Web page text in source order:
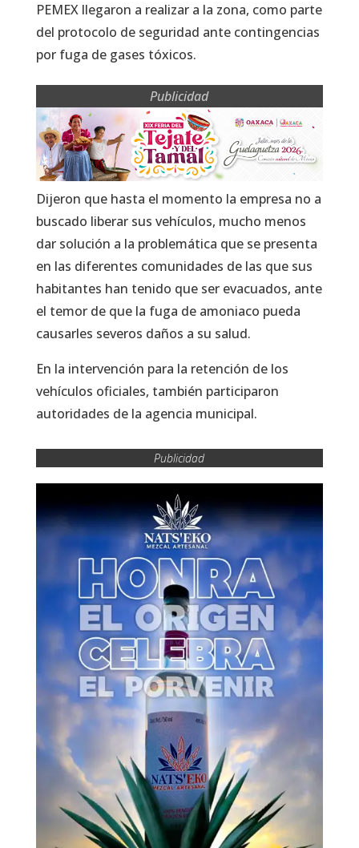
PEMEX llegaron a realizar a la zona, como parte
del protocolo de seguridad ante contingencias
por fuga de gases tóxicos.
Publicidad
Dijeron que hasta el momento la empresa no a
buscado liberar sus vehículos, mucho menos
dar solución a la problemática que se presenta
en las diferentes comunidades de las que sus
habitantes han tenido que ser evacuados, ante
el temor de que la fuga de amoniaco pueda
causarles severos daños a su salud.
En la intervención para la retención de los
vehículos oficiales, también participaron
autoridades de la agencia municipal.
Publicidad